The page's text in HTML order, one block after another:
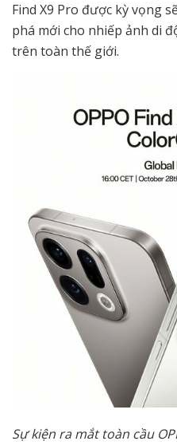
Find X9 Pro được kỳ vọng
phá mới cho nhiếp ảnh di
trên toàn thế giới.
Sự kiện ra mắt toàn cầu